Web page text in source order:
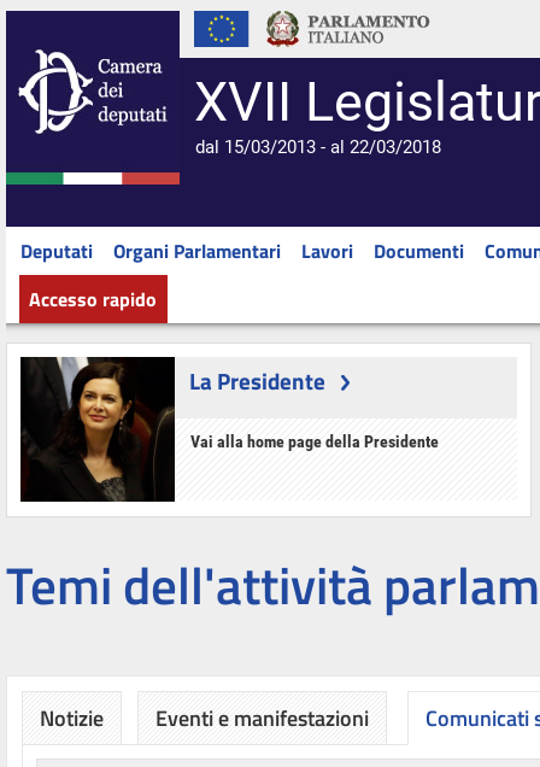
XVII
dal 15/03/2013 - al 22/03/2018
Deputati Organi Parlamentari Lavori Documenti
Accesso rapido
La Presidente
Vai alla home page della Presidente
Temi dell'attività
Notizie Eventi e manifestazioni Comunicati